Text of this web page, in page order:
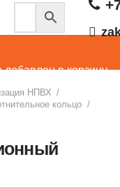
добавлен в корзину.
НПВХ /
кольцо /